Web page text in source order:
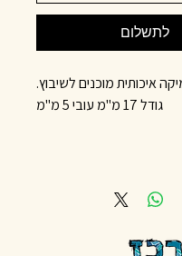
לתשלום
איכותית מוכנים לשיבוץ.
גודל 17 מ"מ עובי 5 מ"מ